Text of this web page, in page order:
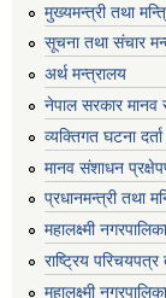
मुख्यमन्त्री तथा
सूचना तथा संचार
अर्थ मन्त्रालय
नेपाल सरकार मानव
व्यक्तिगत घटना दर्ता
मानव संशाधन
प्रधानमन्त्री तथा
महालक्ष्मी
राष्ट्रिय
महालक्ष्मी